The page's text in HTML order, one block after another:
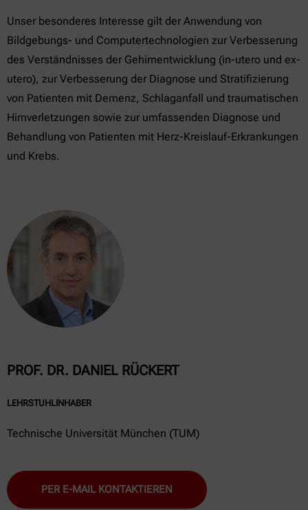
PROF. DR. DANIEL RÜCKERT
LEHRSTUHLINHABER
Technische Universität München (TUM)
PER E-MAIL KONTAKTIEREN
Unser besonderes Interesse gilt der Anwendung von
Bildgebungs- und Computertechnologien zur Verbesserung
des Verständnisses der Gehirnentwicklung (in-utero und ex-
utero), zur Verbesserung der Diagnose und Stratifizierung
von Patienten mit Demenz, Schlaganfall und traumatischen
Hirnverletzungen sowie zur umfassenden Diagnose und
Behandlung von Patienten mit Herz-Kreislauf-Erkrankungen
und Krebs.